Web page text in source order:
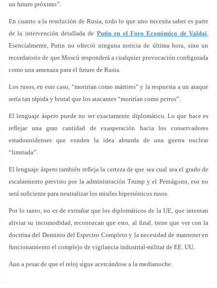
un futuro próximo”.
En cuanto a la resolución de Rusia, todo lo que uno necesita saber es parte
de la intervención detallada de Putin en el Foro Económico de Valdai.
Esencialmente, Putin no ofreció ninguna noticia de última hora, sino un
recordatorio de que Moscú responderá a cualquier provocación configurada
como una amenaza para el futuro de Rusia.
Los rusos, en este caso, “morirían como mártires” y la respuesta a un ataque
sería tan rápida y brutal que los atacantes “morirían como perros”.
El lenguaje áspero puede no ser exactamente diplomático. Lo que hace es
reflejar una gran cantidad de exasperación hacia los conservadores
estadounidenses que venden la idea absurda de una guerra nuclear
“limitada”.
El lenguaje áspero también refleja la certeza de que sea cual sea el grado de
escalamiento previsto por la administración Trump y el Pentágono, eso no
será suficiente para neutralizar los misiles hipersónicos rusos.
Por lo tanto, no es de extrañar que los diplomáticos de la UE, que intentan
aliviar su incomodidad, reconozcan que esto, al final, tiene que ver con la
doctrina del Dominio del Espectro Completo y la necesidad de mantener en
funcionamiento el complejo de vigilancia industrial-militar de EE. UU.
Aun a pesar de que el reloj sigue acercándose a la medianoche.